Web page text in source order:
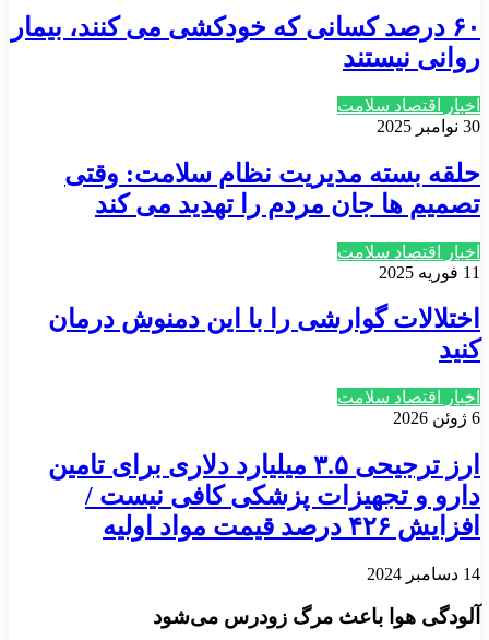
۶۰ درصد کسانی که خودکشی می کنند، بیمار
روانی نیستند
اخبار اقتصاد سلامت
30 نوامبر 2025
حلقه بسته مدیریت نظام سلامت: وقتی
تصمیم ها جان مردم را تهدید می کند
اخبار اقتصاد سلامت
11 فوریه 2025
اختلالات گوارشی را با این دمنوش درمان
کنید
اخبار اقتصاد سلامت
6 ژوئن 2026
ارز ترجیحی ۳.۵ میلیارد دلاری برای تامین
دارو و تجهیزات پزشکی کافی نیست /
افزایش ۴۲۶ درصد قیمت مواد اولیه
14 دسامبر 2024
آلودگی هوا باعث مرگ زودرس می‌شود